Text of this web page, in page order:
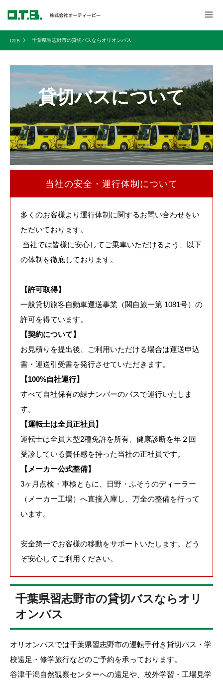
千葉県習志野市の貸切バスならオリオンバス
貸切バスについて
当社の安全・運行体制について
多くのお客様より運行体制に関するお問い合わせをい
ただいております。
当社では皆様に安心してご乗車いただけるよう、以下
の体制を徹底しております。
【許可取得】
一般貸切旅客自動車運送事業（関自旅一第 1081号）の
許可を得ています。
【契約について】
お見積りを提出後、ご利用いただける場合は運送申込
書・運送引受書を発行させていただきます。
【100%自社運行】
すべて自社保有の緑ナンバーのバスで運行いたしま
す。
【運転士は全員正社員】
運転士は全員大型2種免許を所有、健康診断を年２回
受診している責任感を持った当社の正社員です。
【メーカー公式整備】
3ヶ月点検・車検ともに、日野・ふそうのディーラー
（メーカー工場）へ直接入庫し、万全の整備を行って
います。
安全第一でお客様の移動をサポートいたします。どう
ぞ安心してご利用ください。
千葉県習志野市の貸切バスならオリ
オンバス
オリオンバスでは千葉県習志野市の運転手付き貸切バス・学
校遠足・修学旅行などのご予約を承っております。
谷津干潟自然観察センターへの遠足や、校外学習・工場見学